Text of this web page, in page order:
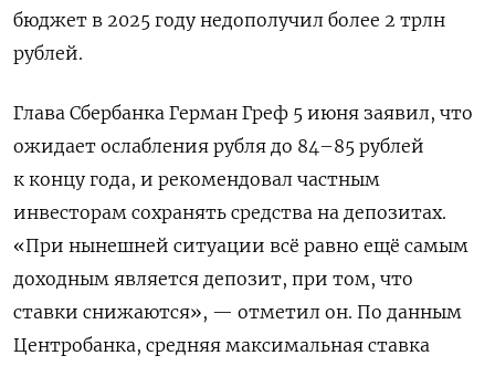
бюджет в 2025 году недополучил более 2 трлн
рублей.
Глава Сбербанка Герман Греф 5 июня заявил, что
ожидает ослабления рубля до 84–85 рублей
к концу года, и рекомендовал частным
инвесторам сохранять средства на депозитах.
«При нынешней ситуации всё равно ещё самым
доходным является депозит, при том, что
ставки снижаются», — отметил он. По данным
Центробанка, средняя максимальная ставка